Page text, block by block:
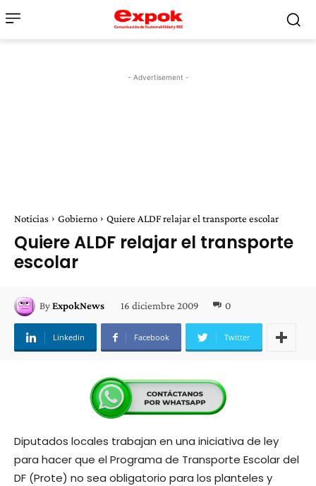
- Advertisement -
Noticias Gobierno Quiere ALDF relajar el transporte escolar
Quiere ALDF relajar el transporte
escolar
ByExpokNews 16 diciembre 2009 0
Linkedin Facebook Twitter
Diputados locales trabajan en una iniciativa de ley
para hacer que el Programa de Transporte Escolar del
DF (Prote) no sea obligatorio para los planteles y